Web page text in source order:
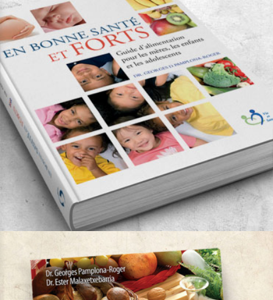
Auteur: Dr. Georges Pamplona Roger
Vie et Santé
En bonne santé et forts
Auteur: Dr. Georges Pamplona Roger